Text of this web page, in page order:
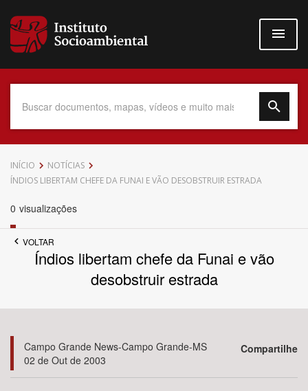
para
conteúdo
Data do Documento
Até
Bioma / Bacia
Tema
INÍCIO
NOTÍCIAS
ÍNDIOS LIBERTAM CHEFE DA FUNAI E VÃO DESOBSTRUIR ESTRADA
0 visualizações
VOLTAR
Índios libertam chefe da Funai e vão
desobstruir estrada
Campo Grande News-Campo Grande-MS
02 de Out de 2003
Compartilhe